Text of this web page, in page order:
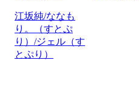
江坂純/ななも
り。（すとぷ
り）/ジェル（す
とぷり）